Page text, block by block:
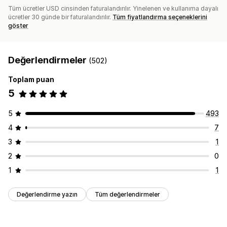
Tüm ücretler USD cinsinden faturalandırılır. Yinelenen ve kullanıma dayalı
ücretler 30 günde bir faturalandırılır. Tüm fiyatlandırma seçeneklerini
göster
Değerlendirmeler (502)
Toplam puan
5
5
493
4
7
3
1
2
0
1
1
Değerlendirme yazın Tüm değerlendirmeler